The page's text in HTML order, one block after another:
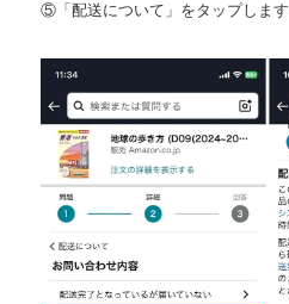
⑤「配送について」をタップします